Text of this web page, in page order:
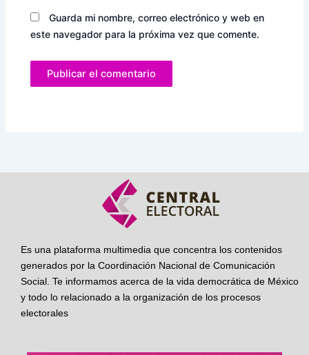
Guarda mi nombre, correo electrónico y web en
este navegador para la próxima vez que comente.
Es una plataforma multimedia que concentra los contenidos
generados por la Coordinación Nacional de Comunicación
Social. Te informamos acerca de la vida democrática de México
y todo lo relacionado a la organización de los procesos
electorales